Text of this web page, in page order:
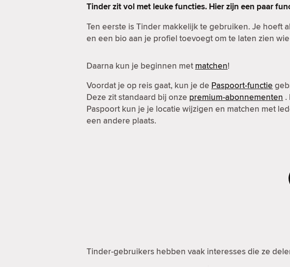
Tinder zit vol met leuke functies. Hier zijn een paar
Ten eerste is Tinder makkelijk te gebruiken. Je hoeft
en een bio aan je profiel toevoegt om te laten zien
Daarna kun je beginnen met matchen!
Voordat je op reis gaat, kun je de Paspoort-functie
Deze zit standaard bij onze premium-abonnementen .
Paspoort kun je je locatie wijzigen en matchen met
een andere plaats.
Tinder-gebruikers hebben vaak interesses die ze